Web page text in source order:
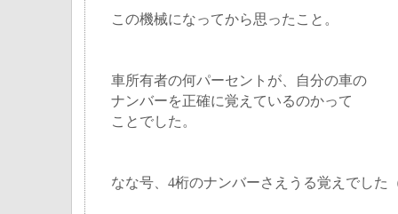
この機械になってから思ったこと。
車所有者の何パーセントが、自分の車の
ナンバーを正確に覚えているのかって
ことでした。
なな号、4桁のナンバーさえうる覚えでした